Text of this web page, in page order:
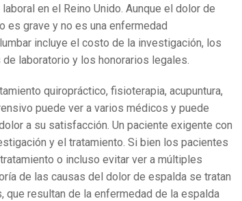
en el Reino Unido. Aunque el dolor de
es grave y no es una enfermedad
incluye el costo de la investigación, los
laboratorio y los honorarios legales.
quiropráctico, fisioterapia, acupuntura,
puede ver a varios médicos y puede
a su satisfacción. Un paciente exigente con
y el tratamiento. Si bien los pacientes
o incluso evitar ver a múltiples
de las causas del dolor de espalda se tratan
resultan de la enfermedad de la espalda